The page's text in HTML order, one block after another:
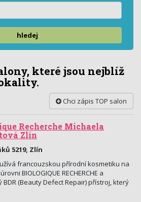
hledej
které jsou nejblíž
Chci zápis TOP salon
Recherche Michaela
Zlín
5219, Zlín
francouzskou přírodní kosmetiku na
BIOLOGIQUE RECHERCHE a
BDR (Beauty Defect Repair) přístroj, který